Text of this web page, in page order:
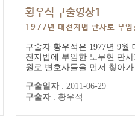
황우석 구술영상1
1977년 대전지법 판사로 부임
당시 일화
구술자 황우석은 1977년 9월
전지법에 부임한 노무현 판
원로 변호사들을 먼저 찾아
당시에도 판사가 변호사들에
부임 인사를 하는 경우는 이
에서 근무하던 구술자는 차
구술일자 : 2011-06-29
구술자 : 황우석